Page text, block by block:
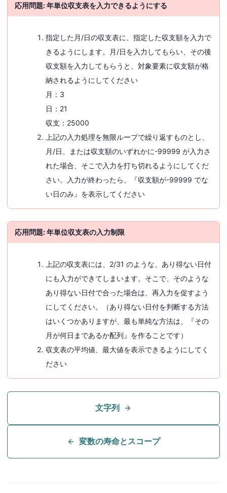
応用問題: 年単位収支表を入力できるようにする
指定した月/日の収支表に、指定した収支額を入力で
きるようにします。月/日を入力してもらい、その後
収支額を入力してもらうと、対象要素に収支額が格
納されるようにしてください
月：3
日：21
収支：25000
上記の入力処理を無限ループで繰り返すものとし、
月/日、または収支額のいずれかに-99999 が入力さ
れた場合、そこで入力を打ち切れるようにしてくだ
さい。入力が終わったら、『収支額が-99999 でな
い日のみ』を表示してください
応用問題: 年単位収支表の入力制限
上記の収支表には、2/31 のような、あり得ない日付
にも入力ができてしまいます。そこで、そのような
あり得ない日付で合った場合は、再入力を促すよう
にしてください。（あり得ない日付を判断する方法
はいくつかありますが、最も単純な方法は、『その
月が何日まであるか配列』を作ることです）
収支表の平均値、最大値を表示できるようにしてく
ださい
文字列
変数の寿命とスコープ